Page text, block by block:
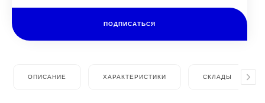
ПОДПИСАТЬСЯ
ОПИСАНИЕ ХАРАКТЕРИСТИКИ СКЛАДЫ